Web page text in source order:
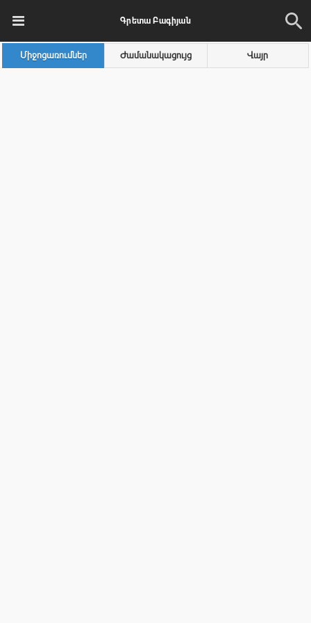
Գրետա Բագիյան
Միջոցառումներ Ժամանակացույց Վայր